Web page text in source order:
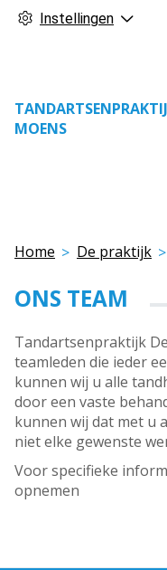
Instellingen
MOENS
Home De praktijk
ONS TEAM
Tandartsenpraktijk
teamleden die ieder
kunnen wij u alle
door een vaste
kunnen wij dat met u
niet elke gewenste
Voor specifieke
opnemen